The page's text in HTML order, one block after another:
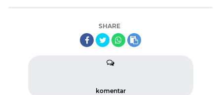
SHARE
komentar